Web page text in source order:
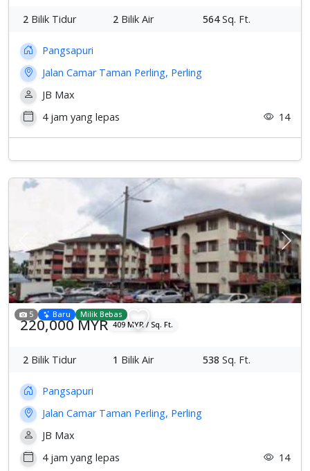
2 Bilik Tidur 2 Bilik Air 564Sq. Ft.
Pangsapuri
Jalan Camar Taman Perling, Perling
JB Max
4 jam yang lepas
14
Previous
5 Baru Milik Bebas
220,000 MYR 409 MYR / Sq. Ft.
2 Bilik Tidur 1 Bilik Air 538 Sq. Ft.
Pangsapuri
Jalan Camar Taman Perling, Perling
JB Max
4 jam yang lepas
14